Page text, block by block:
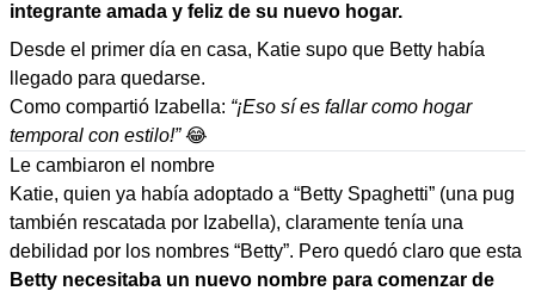
integrante amada y feliz de su nuevo hogar.
Desde el primer día en casa, Katie supo que Betty había
llegado para quedarse.
Como compartió Izabella: “¡Eso sí es fallar como hogar
temporal con estilo!”😂
Le cambiaron el nombre
Katie, quien ya había adoptado a “Betty Spaghetti” (una pug
también rescatada por Izabella), claramente tenía una
debilidad por los nombres “Betty”. Pero quedó claro que esta
Betty necesitaba un nuevo nombre para comenzar de